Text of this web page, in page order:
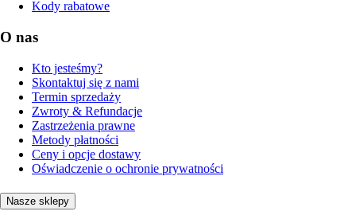
Kody rabatowe
O nas
Kto jesteśmy?
Skontaktuj się z nami
Termin sprzedaży
Zwroty & Refundacje
Zastrzeżenia prawne
Metody płatności
Ceny i opcje dostawy
Oświadczenie o ochronie prywatności
Nasze sklepy